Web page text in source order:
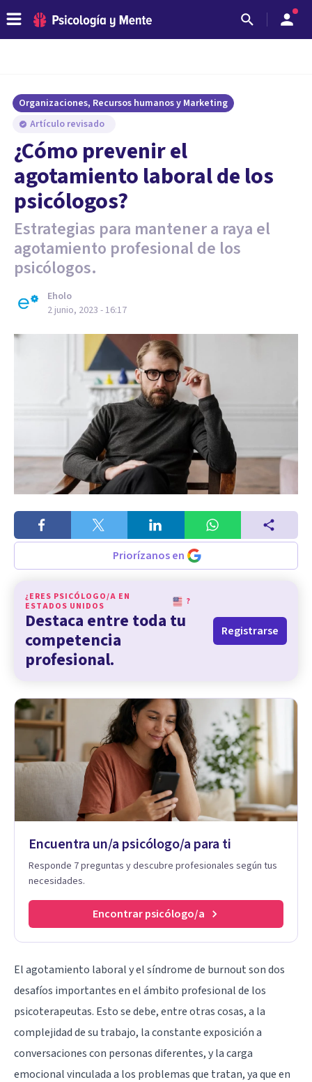
Organizaciones, Recursos humanos y Marketing
Artículo revisado
¿Cómo prevenir el
agotamiento laboral de los
psicólogos?
Estrategias para mantener a raya el
agotamiento profesional de los
psicólogos.
Eholo
2 junio, 2023 - 16:17
Priorízanos en
¿ERES PSICÓLOGO/A EN
ESTADOS UNIDOS
?
Destaca entre toda tu
competencia
profesional.
Registrarse
Encuentra un/a psicólogo/a para ti
Responde 7 preguntas y descubre profesionales según tus
necesidades.
Encontrar psicólogo/a
El agotamiento laboral y elsíndrome de burnoutson dos
desafíos importantes en el ámbito profesional de los
psicoterapeutas. Esto se debe, entre otras cosas, a la
complejidad de su trabajo, la constante exposición a
conversaciones con personas diferentes, y la carga
emocional vinculada a los problemas que tratan, ya que en